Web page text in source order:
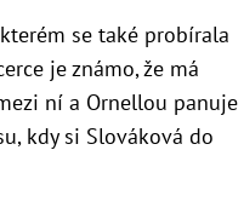
se také probírala
je známo, že má
ní a Ornellou panuje
kdy si Slováková do